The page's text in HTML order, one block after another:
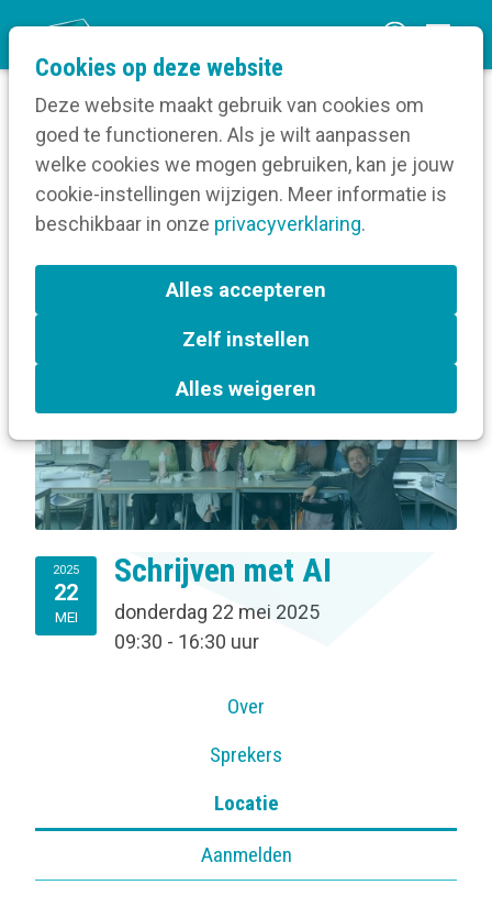
Cookies op deze website
Deze website maakt gebruik van cookies om
goed te functioneren. Als je wilt aanpassen
welke cookies we mogen gebruiken, kan je jouw
cookie-instellingen wijzigen. Meer informatie is
beschikbaar in onze privacyverklaring.
Alles accepteren
Zelf instellen
Alles weigeren
n
m
Home
Volg een opleiding
Locatie van Schrijven met AI
Artificiële intelligentie
Copywriting
2025
22
MEI
Schrijven met AI
donderdag 22 mei 2025
09:30 - 16:30 uur
Over
Sprekers
Locatie
Aanmelden